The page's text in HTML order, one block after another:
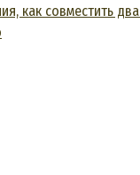
как совместить